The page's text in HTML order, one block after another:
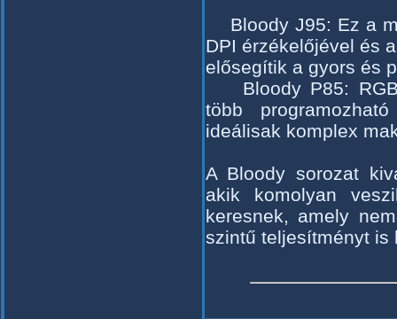
Bloody J95: Ez a
DPI érzékelőjével és
elősegítik a gyors és
Bloody P85: RGB
több
ideálisak komplex
A Bloody sorozat
akik komolyan
keresnek, amely
szintű teljesítményt is